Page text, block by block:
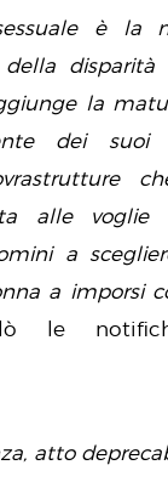
è la
della
la
dei suoi
alle voglie
a
a imporsi
le
atto